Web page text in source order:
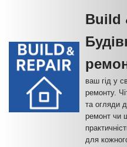
до
вмісту
Build
ваш гід у
ремонту.
та огляди
ремонт чи
для